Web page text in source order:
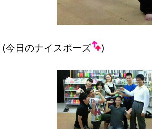
(今日のナイスポーズ )